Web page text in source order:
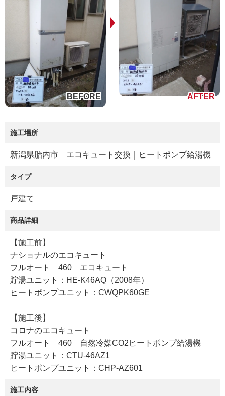
施工場所
新潟県胎内市 エコキュート交換｜ヒートポンプ給湯機
タイプ
戸建て
商品詳細
【施工前】
ナショナルのエコキュート
フルオート 460 エコキュート
貯湯ユニット：HE-K46AQ（2008年）
ヒートポンプユニット：CWQPK60GE
【施工後】
コロナのエコキュート
フルオート 460 自然冷媒CO2ヒートポンプ給湯機
貯湯ユニット：CTU-46AZ1
ヒートポンプユニット：CHP-AZ601
施工内容